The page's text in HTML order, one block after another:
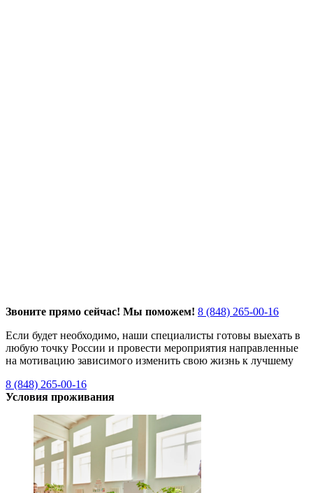
Звоните прямо сейчас! Мы поможем! 8 (848) 265-00-16
Если будет необходимо, наши специалисты готовы выехать в
любую точку России и провести мероприятия направленные
на мотивацию зависимого изменить свою жизнь к лучшему
8 (848) 265-00-16
Условия проживания